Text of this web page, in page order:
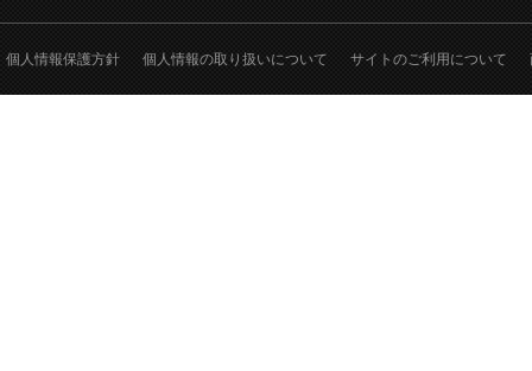
個人情報保護方針 個人情報の取り扱いについて サイトのご利用について